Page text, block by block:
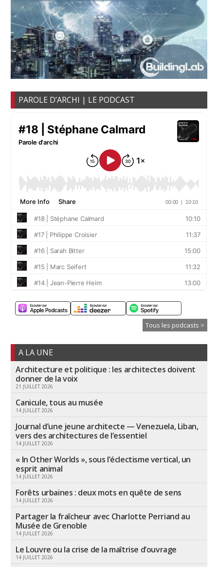
PAROLE D’ARCHI | LE PODCAST
Tous les podcasts >
A LA UNE
Architecture et politique : les architectes doivent
donner de la voix
21 JUILLET 2026
Canicule, tous au musée
14 JUILLET 2026
Journal d’une jeune architecte — Venezuela, Liban,
vers des architectures de l’essentiel
14 JUILLET 2026
« In Other Worlds », sous l’éclectisme vertical, un
esprit animal
14 JUILLET 2026
Forêts urbaines : deux mots en quête de sens
14 JUILLET 2026
Partager la fraîcheur avec Charlotte Perriand au
Musée de Grenoble
14 JUILLET 2026
Le Louvre ou la crise de la maîtrise d’ouvrage
14 JUILLET 2026